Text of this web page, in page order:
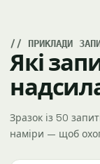
ПРИКЛАДИ
Які
Зразок із 50
наміри — щоб